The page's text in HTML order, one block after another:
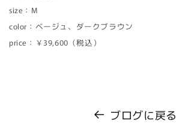
size：M
color：ベージュ、ダークブラウン
price：￥39,600（税込）
ブログに戻る